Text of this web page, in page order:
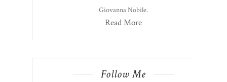
Giovanna Nobile.
Read More
Follow Me